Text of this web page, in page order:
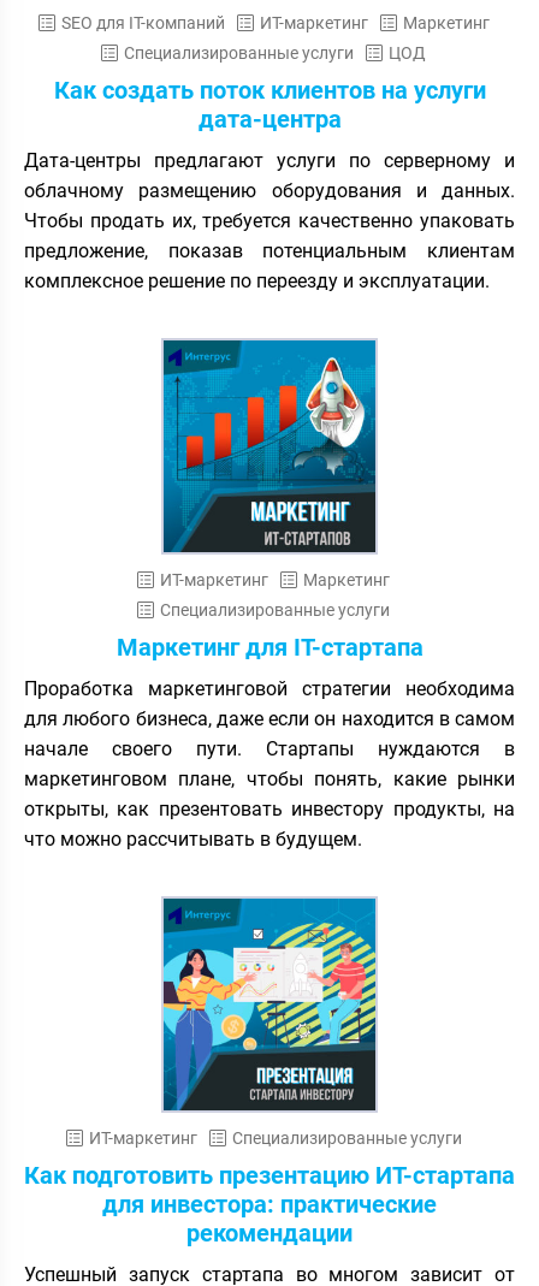
SEO для IT-компаний ИТ-маркетинг
Маркетинг
Специализированные услуги
ЦОД
Как создать поток клиентов на услуги
дата-центра
Дата-центры предлагают услуги по серверному и
облачному размещению оборудования и данных.
Чтобы продать их, требуется качественно упаковать
предложение, показав потенциальным клиентам
комплексное решение по переезду и эксплуатации.
ИТ-маркетинг
Маркетинг
Специализированные услуги
Маркетинг для IT-стартапа
Проработка маркетинговой стратегии необходима
для любого бизнеса, даже если он находится в самом
начале своего пути. Стартапы нуждаются в
маркетинговом плане, чтобы понять, какие рынки
открыты, как презентовать инвестору продукты, на
что можно рассчитывать в будущем.
ИТ-маркетинг Специализированные услуги
Как подготовить презентацию ИТ-стартапа
для инвестора: практические
рекомендации
Успешный запуск стартапа во многом зависит от